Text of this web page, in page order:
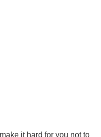
it hard for you not to